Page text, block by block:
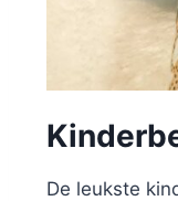
De leukste